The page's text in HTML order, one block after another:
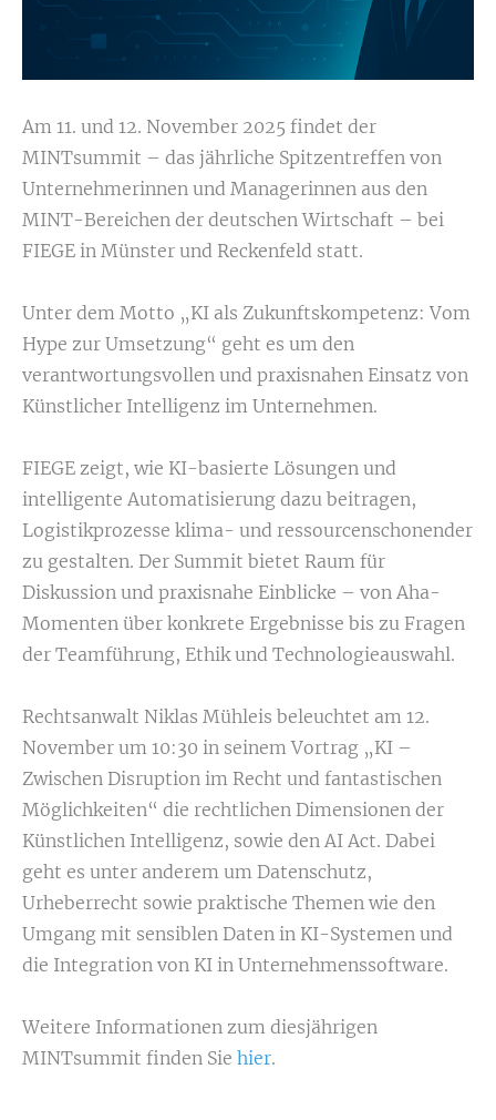
Am 11. und 12. November 2025 findet der
MINTsummit – das jährliche Spitzentreffen von
Unternehmerinnen und Managerinnen aus den
MINT-Bereichen der deutschen Wirtschaft – bei
FIEGE in Münster und Reckenfeld statt.
Unter dem Motto „KI als Zukunftskompetenz: Vom
Hype zur Umsetzung“ geht es um den
verantwortungsvollen und praxisnahen Einsatz von
Künstlicher Intelligenz im Unternehmen.
FIEGE zeigt, wie KI-basierte Lösungen und
intelligente Automatisierung dazu beitragen,
Logistikprozesse klima- und ressourcenschonender
zu gestalten. Der Summit bietet Raum für
Diskussion und praxisnahe Einblicke – von Aha-
Momenten über konkrete Ergebnisse bis zu Fragen
der Teamführung, Ethik und Technologieauswahl.
Rechtsanwalt Niklas Mühleis beleuchtet am 12.
November um 10:30 in seinem Vortrag „KI –
Zwischen Disruption im Recht und fantastischen
Möglichkeiten“ die rechtlichen Dimensionen der
Künstlichen Intelligenz, sowie den AI Act. Dabei
geht es unter anderem um Datenschutz,
Urheberrecht sowie praktische Themen wie den
Umgang mit sensiblen Daten in KI-Systemen und
die Integration von KI in Unternehmenssoftware.
Weitere Informationen zum diesjährigen
MINTsummit finden Sie hier.